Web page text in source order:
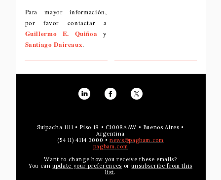
Para mayor información,
por favor contactar a
Guillermo E. Quiñoa y
Santiago Daireaux.
Suipacha 1111 • Piso 18 • C1008AAW • Buenos Aires •
Argentina
(54 11) 4114 3000 •news@pagbam.com
pagbam.com
Want to change how you receive these emails?
You canupdate your preferences orunsubscribe from this
list.